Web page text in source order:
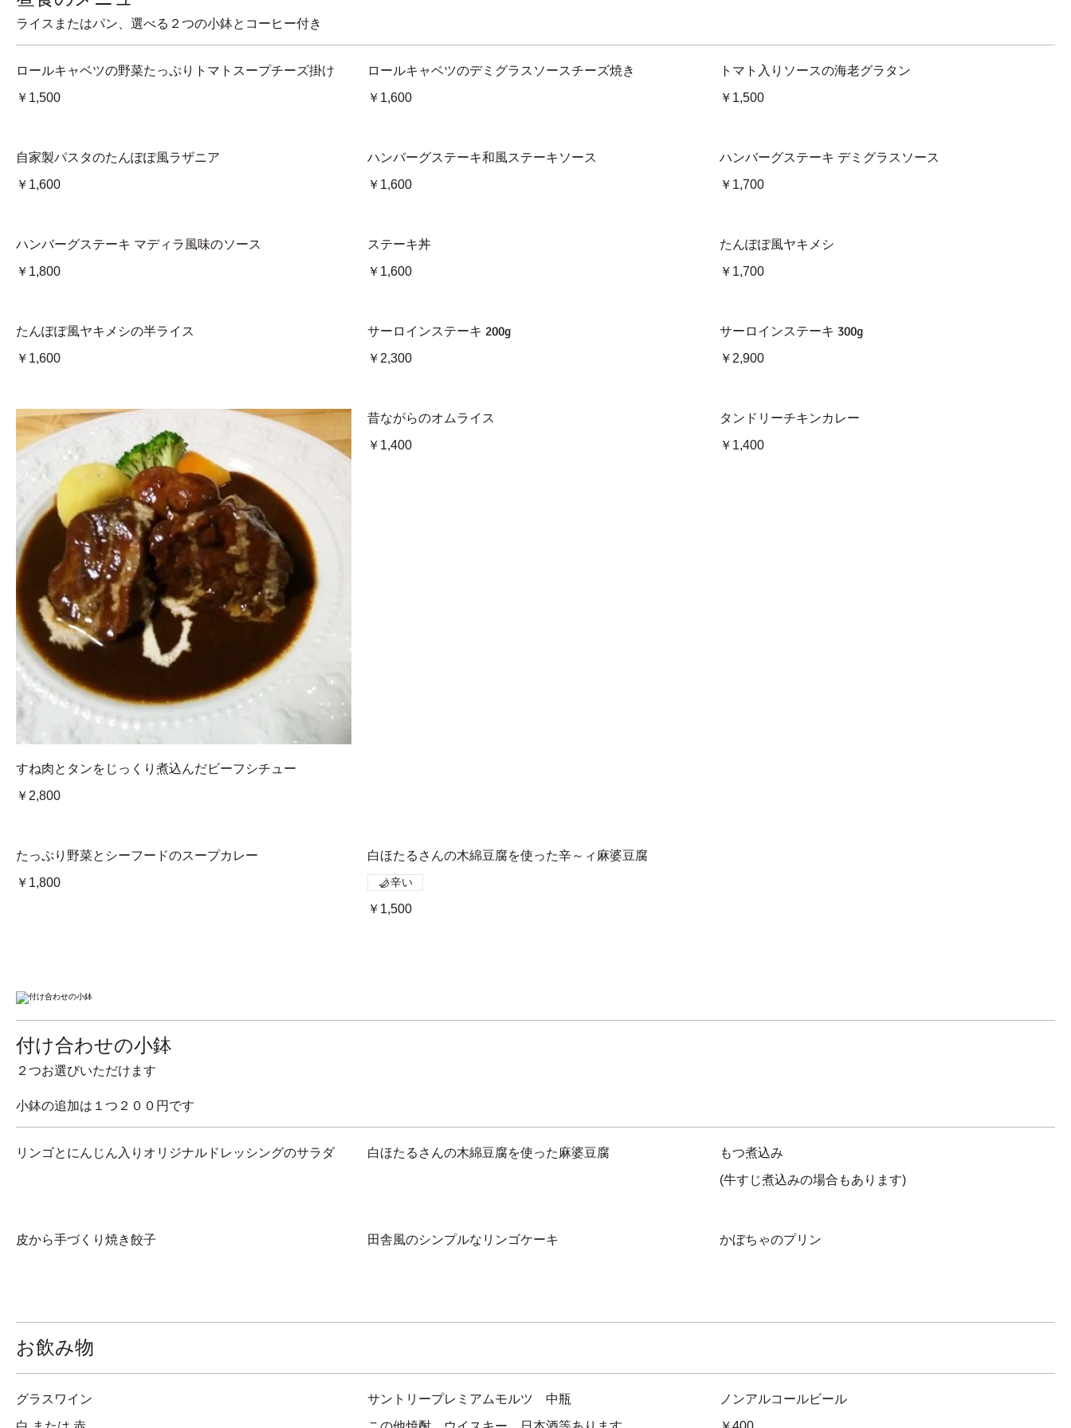
ライスまたはパン、選べる２つの小鉢とコーヒー付き
ロールキャベツの野菜たっぷりトマトスープチーズ掛け
￥1,500
ロールキャベツのデミグラスソースチーズ焼き
￥1,600
トマト入りソースの海老グラタン
￥1,500
自家製パスタのたんぽぽ風ラザニア
￥1,600
ハンバーグステーキ和風ステーキソース
￥1,600
ハンバーグステーキ デミグラスソース
￥1,700
ハンバーグステーキ マディラ風味のソース
￥1,800
ステーキ丼
￥1,600
たんぽぽ風ヤキメシ
￥1,700
たんぽぽ風ヤキメシの半ライス
￥1,600
サーロインステーキ 200g
￥2,300
サーロインステーキ 300g
￥2,900
すね肉とタンをじっくり煮込んだビーフシチュー
￥2,800
昔ながらのオムライス
￥1,400
タンドリーチキンカレー
￥1,400
たっぷり野菜とシーフードのスープカレー
￥1,800
白ほたるさんの木綿豆腐を使った辛～ィ麻婆豆腐
￥1,500
辛い
付け合わせの小鉢
２つお選びいただけます
小鉢の追加は１つ２００円です
リンゴとにんじん入りオリジナルドレッシングのサラダ 白ほたるさんの木綿豆腐を使った麻婆豆腐 もつ煮込み
(牛すじ煮込みの場合もあります)
皮から手づくり焼き餃子 田舎風のシンプルなリンゴケーキ かぼちゃのプリン
お飲み物
グラスワイン サントリープレミアムモルツ 中瓶 ノンアルコールビール